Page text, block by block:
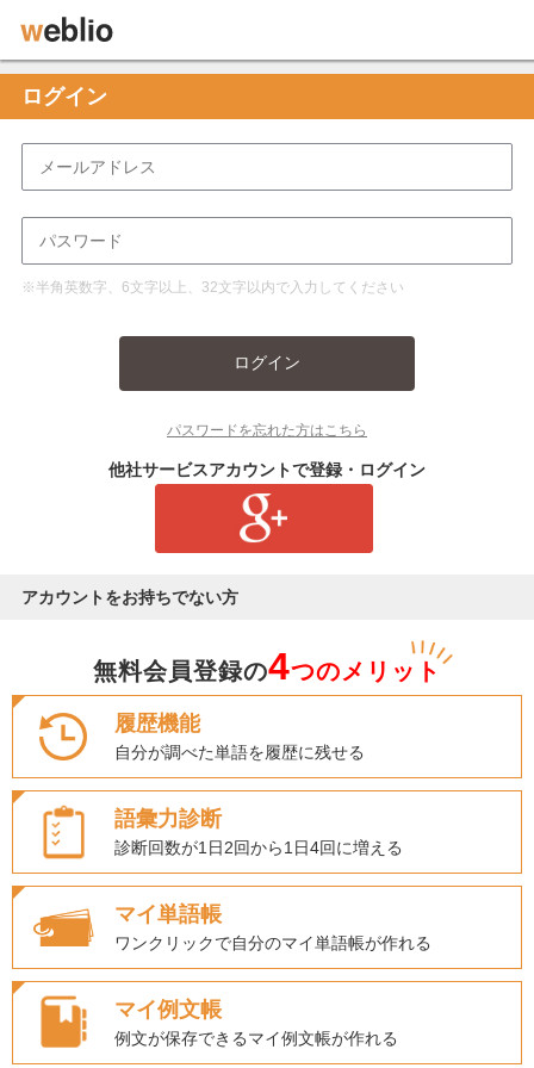
ログイン
※半角英数字、6文字以上、32文字以内で入力してください
ログイン
パスワードを忘れた方はこちら
他社サービスアカウントで登録・ログイン
アカウントをお持ちでない方
無料会員登録の4つのメリット
履歴機能
自分が調べた単語を履歴に残せる
語彙力診断
診断回数が1日2回から1日4回に増える
マイ単語帳
ワンクリックで自分のマイ単語帳が作れる
マイ例文帳
例文が保存できるマイ例文帳が作れる